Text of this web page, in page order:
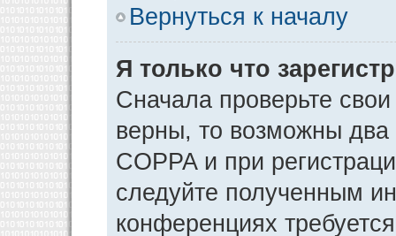
Вернуться к началу
Я только что
Сначала проверьте
верны, то возможны
COPPA и при
следуйте полученным
конференциях